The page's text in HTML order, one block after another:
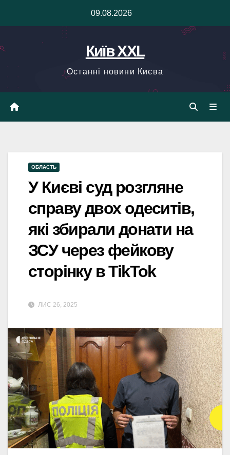
09.08.2026
Київ XXL
Останні новини Києва
ОБЛАСТЬ
У Києві суд розгляне
справу двох одеситів,
які збирали донати на
ЗСУ через фейкову
сторінку в TikTok
ЛИС 26, 2025